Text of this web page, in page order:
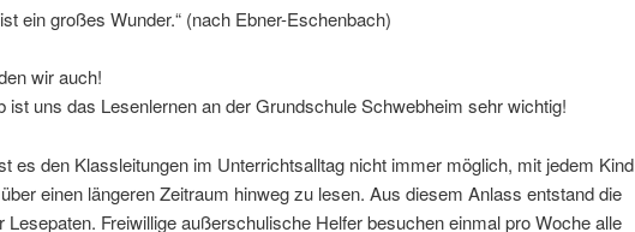
ein großes Wunder.“ (nach Ebner-Eschenbach)
wir auch!
ist uns das Lesenlernen an der Grundschule Schwebheim sehr wichtig!
es den Klassleitungen im Unterrichtsalltag nicht immer möglich, mit jedem Kind
einen längeren Zeitraum hinweg zu lesen. Aus diesem Anlass entstand die
Lesepaten. Freiwillige außerschulische Helfer besuchen einmal pro Woche alle